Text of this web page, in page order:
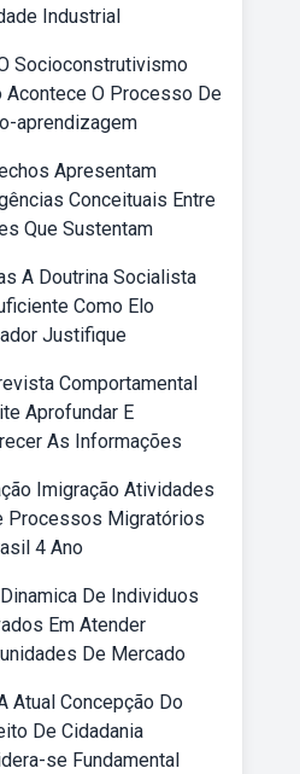
Industrial
Socioconstrutivismo
Acontece O Processo De
aprendizagem
Apresentam
Conceituais Entre
Que Sustentam
A Doutrina Socialista
Como Elo
Justifique
Comportamental
Aprofundar E
As Informações
Imigração Atividades
Processos Migratórios
4 Ano
De Individuos
Em Atender
De Mercado
Atual Concepção Do
De Cidadania
se Fundamental